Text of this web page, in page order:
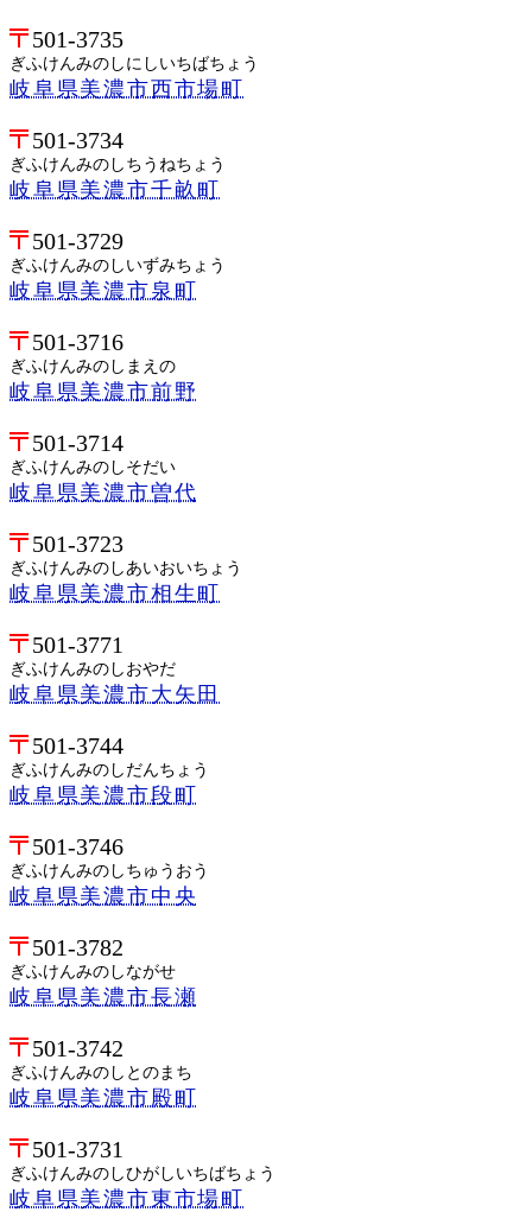
501-3735
ぎふけんみのしにしいちばちょう
岐阜県美濃市西市場町
501-3734
ぎふけんみのしちうねちょう
岐阜県美濃市千畝町
501-3729
ぎふけんみのしいずみちょう
岐阜県美濃市泉町
501-3716
ぎふけんみのしまえの
岐阜県美濃市前野
501-3714
ぎふけんみのしそだい
岐阜県美濃市曽代
501-3723
ぎふけんみのしあいおいちょう
岐阜県美濃市相生町
501-3771
ぎふけんみのしおやだ
岐阜県美濃市大矢田
501-3744
ぎふけんみのしだんちょう
岐阜県美濃市段町
501-3746
ぎふけんみのしちゅうおう
岐阜県美濃市中央
501-3782
ぎふけんみのしながせ
岐阜県美濃市長瀬
501-3742
ぎふけんみのしとのまち
岐阜県美濃市殿町
501-3731
ぎふけんみのしひがしいちばちょう
岐阜県美濃市東市場町